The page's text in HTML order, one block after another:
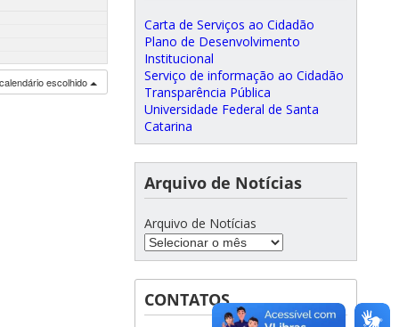
escolhido
Carta de Serviços ao Cidadão
Plano de Desenvolvimento
Institucional
Serviço de informação ao Cidadão
Transparência Pública
Universidade Federal de Santa
Catarina
Arquivo de Notícias
Arquivo de Notícias
CONTATOS